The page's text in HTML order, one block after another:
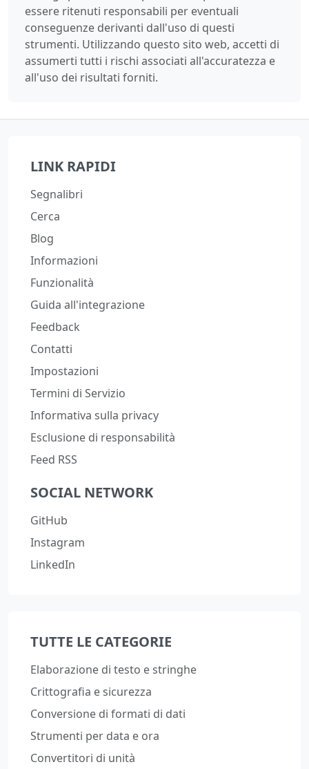
essere ritenuti responsabili per eventuali
conseguenze derivanti dall'uso di questi
strumenti. Utilizzando questo sito web, accetti di
assumerti tutti i rischi associati all'accuratezza e
all'uso dei risultati forniti.
LINK RAPIDI
Segnalibri
Cerca
Blog
Informazioni
Funzionalità
Guida all'integrazione
Feedback
Contatti
Impostazioni
Termini di Servizio
Informativa sulla privacy
Esclusione di responsabilità
Feed RSS
SOCIAL NETWORK
GitHub
Instagram
LinkedIn
TUTTE LE CATEGORIE
Elaborazione di testo e stringhe
Crittografia e sicurezza
Conversione di formati di dati
Strumenti per data e ora
Convertitori di unità